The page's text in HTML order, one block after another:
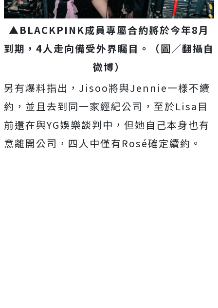
▲BLACKPINK成員專屬合約將於今年8月
到期，4人走向備受外界矚目。（圖／翻攝自
微博）
另有爆料指出，Jisoo將與Jennie一樣不續
約，並且去到同一家經紀公司，至於Lisa目
前還在與YG娛樂談判中，但她自己本身也有
意離開公司，四人中僅有Rosé確定續約。